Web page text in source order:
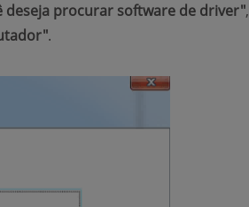
deseja procurar software de driver",
.